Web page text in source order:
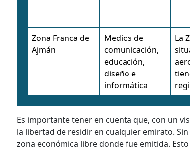
Zona Franca de
Ajmán
Medios de
comunicación,
educación,
diseño e
informática
La
Es importante tener en cuenta que, con un
la libertad de residir en cualquier emirato.
zona económica libre donde fue emitida.